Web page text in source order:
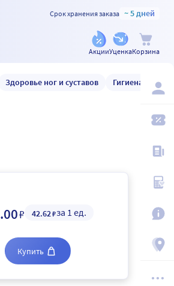
Срок хранения заказа ~ 5 дней
АкцииУценкаКорзина
Здоровье ног и суставов Гигиена и уход
.00₽ 42.62₽за 1 ед.
Купить